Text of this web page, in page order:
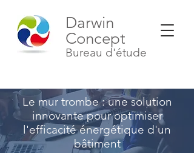
Darwin
Concept
Bureau d'étude
Le mur trombe : une solution
innovante pour optimiser
l'efficacité énergétique d'un
bâtiment